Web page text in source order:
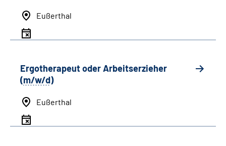
Eußerthal
Ergotherapeut oder Arbeitserzieher
(m/w/d)
Eußerthal